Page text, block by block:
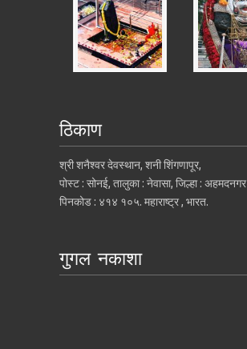
ठिकाण
श्री शनैश्वर देवस्थान, शनी शिंगणापूर,
पोस्ट : सोनई, तालुका : नेवासा, जिल्हा : अहमदनगर
पिनकोड : ४१४ १०५. महाराष्ट्र , भारत.
गुगल नकाशा